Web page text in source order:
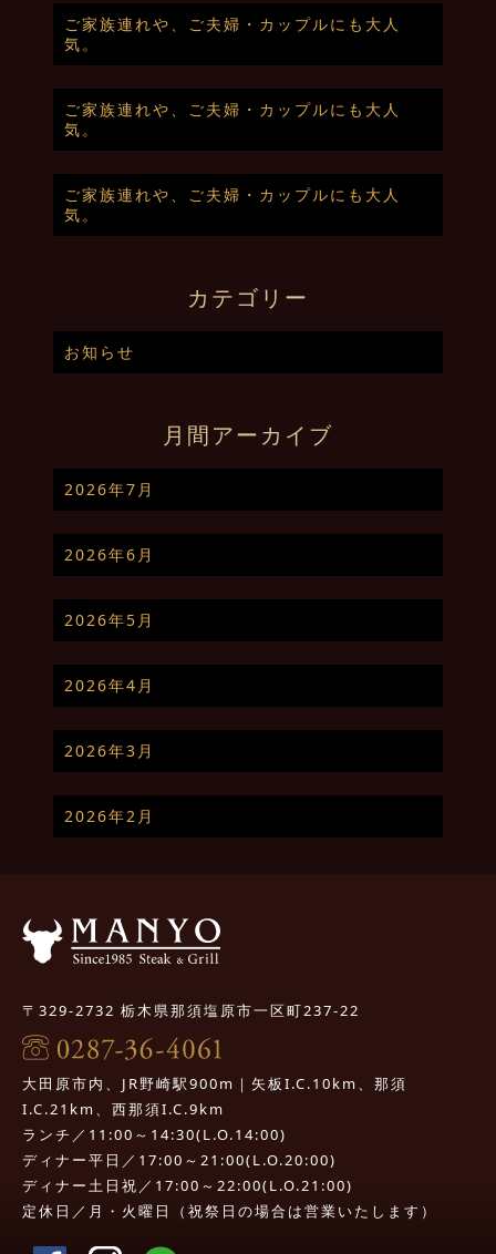
ご家族連れや、ご夫婦・カップルにも大人
気。
ご家族連れや、ご夫婦・カップルにも大人
気。
ご家族連れや、ご夫婦・カップルにも大人
気。
カテゴリー
お知らせ
月間アーカイブ
2026年7月
2026年6月
2026年5月
2026年4月
2026年3月
2026年2月
〒329-2732 栃木県那須塩原市一区町237-22
大田原市内、JR野崎駅900m｜矢板I.C.10km、那須
I.C.21km、西那須I.C.9km
ランチ／11:00～14:30(L.O.14:00)
ディナー平日／17:00～21:00(L.O.20:00)
ディナー土日祝／17:00～22:00(L.O.21:00)
定休日／月・火曜日（祝祭日の場合は営業いたします）